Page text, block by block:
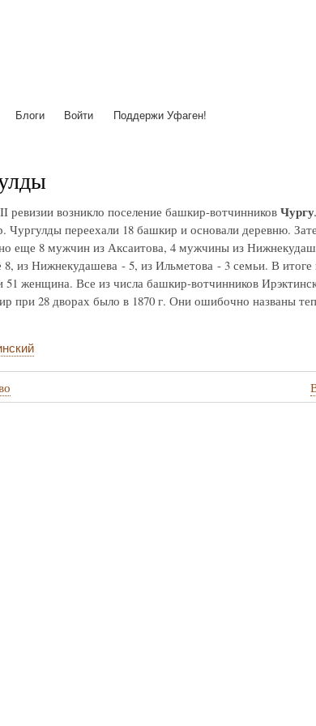
Блоги Войти Поддержи Уфаген!
ревизии возникло поселение башкир-вотчинников
Чургулды переехали 18 башкир и основали деревню.
еще 8 мужчин из Аксаитова, 4 мужчины из
из Нижнекудашева - 5, из Ильметова - 3 семьи. В итоге
женщина. Все из числа башкир-вотчинников
при 28 дворах было в 1870 г. Они ошибочно названы